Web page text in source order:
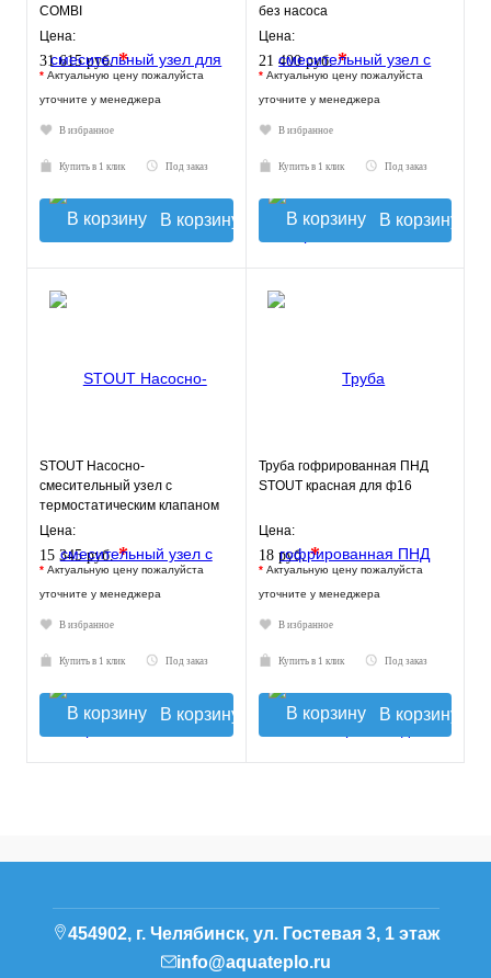
COMBI
Цена:
31 615 руб.*
* Актуальную цену пожалуйста
уточните у менеджера
В избранное
Купить в 1 клик Под заказ
В корзину
без насоса
Цена:
21 400 руб.*
* Актуальную цену пожалуйста
уточните у менеджера
В избранное
Купить в 1 клик Под заказ
В корзину
STOUT Насосно-
смесительный узел с
термостатическим клапаном
20-43°C, с насосом UPSO
Цена:
15 345 руб.*
* Актуальную цену пожалуйста
уточните у менеджера
В избранное
Купить в 1 клик Под заказ
В корзину
Труба гофрированная ПНД
STOUT красная для ф16
Цена:
18 руб.*
* Актуальную цену пожалуйста
уточните у менеджера
В избранное
Купить в 1 клик Под заказ
В корзину
454902, г. Челябинск, ул. Гостевая 3, 1 этаж
info@aquateplo.ru